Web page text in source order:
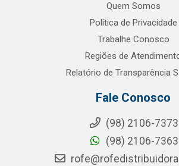
Quem Somos
Política de Privacidade
Trabalhe Conosco
Regiões de
Relatório de Transparência
Fale Conosco
(98) 2106-7373
(98) 2106-7363